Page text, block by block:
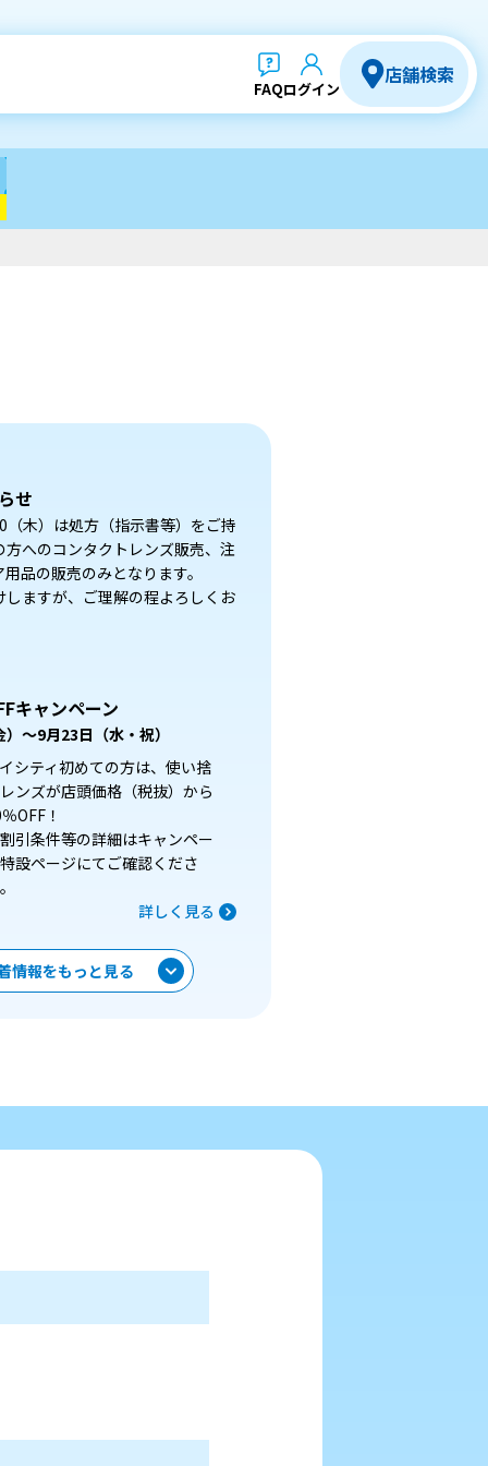
FAQログイン
店舗検索
せ
木）は処方（指示書等）をご持
へのコンタクトレンズ販売、注
品の販売のみとなります。
ますが、ご理解の程よろしくお
キャンペーン
～9月23日（水・祝）
シティ初めての方は、使い捨
ンズが店頭価格（税抜）から
OFF！
引条件等の詳細はキャンペー
設ページにてご確認くださ
詳しく見る
情報をもっと見る